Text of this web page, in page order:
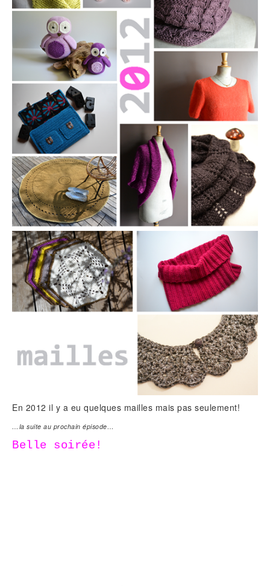
En 2012 il y a eu quelques mailles mais pas seulement!
…la suite au prochain épisode…
Belle soirée!